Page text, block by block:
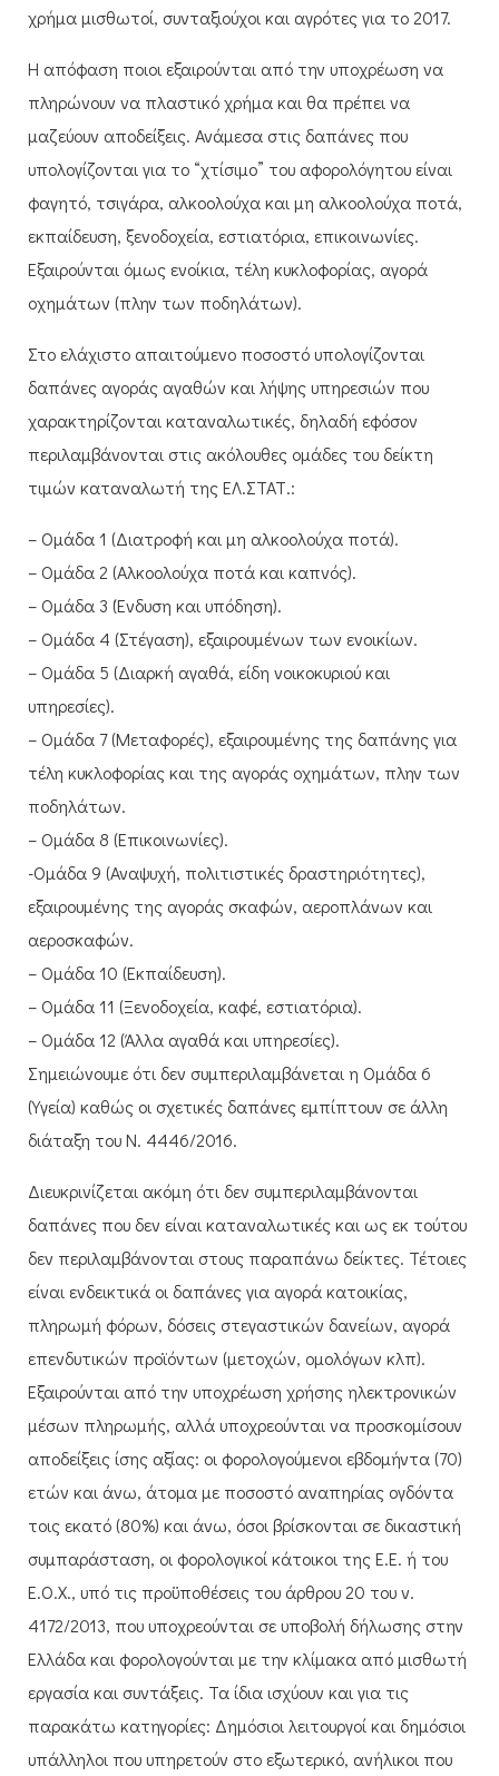
χρήμα μισθωτοί, συνταξιούχοι και αγρότες για το 2017.
Η απόφαση ποιοι εξαιρούνται από την υποχρέωση να
πληρώνουν να πλαστικό χρήμα και θα πρέπει να
μαζεύουν αποδείξεις. Ανάμεσα στις δαπάνες που
υπολογίζονται για το “χτίσιμο” του αφορολόγητου είναι
φαγητό, τσιγάρα, αλκοολούχα και μη αλκοολούχα ποτά,
εκπαίδευση, ξενοδοχεία, εστιατόρια, επικοινωνίες.
Εξαιρούνται όμως ενοίκια, τέλη κυκλοφορίας, αγορά
οχημάτων (πλην των ποδηλάτων).
Στο ελάχιστο απαιτούμενο ποσοστό υπολογίζονται
δαπάνες αγοράς αγαθών και λήψης υπηρεσιών που
χαρακτηρίζονται καταναλωτικές, δηλαδή εφόσον
περιλαμβάνονται στις ακόλουθες ομάδες του δείκτη
τιμών καταναλωτή της ΕΛ.ΣΤΑΤ.:
– Ομάδα 1 (Διατροφή και μη αλκοολούχα ποτά).
– Ομάδα 2 (Αλκοολούχα ποτά και καπνός).
– Ομάδα 3 (Ένδυση και υπόδηση).
– Ομάδα 4 (Στέγαση), εξαιρουμένων των ενοικίων.
– Ομάδα 5 (Διαρκή αγαθά, είδη νοικοκυριού και
υπηρεσίες).
– Ομάδα 7 (Μεταφορές), εξαιρουμένης της δαπάνης για
τέλη κυκλοφορίας και της αγοράς οχημάτων, πλην των
ποδηλάτων.
– Ομάδα 8 (Επικοινωνίες).
-Ομάδα 9 (Αναψυχή, πολιτιστικές δραστηριότητες),
εξαιρουμένης της αγοράς σκαφών, αεροπλάνων και
αεροσκαφών.
– Ομάδα 10 (Εκπαίδευση).
– Ομάδα 11 (Ξενοδοχεία, καφέ, εστιατόρια).
– Ομάδα 12 (Άλλα αγαθά και υπηρεσίες).
Σημειώνουμε ότι δεν συμπεριλαμβάνεται η Ομάδα 6
(Υγεία) καθώς οι σχετικές δαπάνες εμπίπτουν σε άλλη
διάταξη του Ν. 4446/2016.
Διευκρινίζεται ακόμη ότι δεν συμπεριλαμβάνονται
δαπάνες που δεν είναι καταναλωτικές και ως εκ τούτου
δεν περιλαμβάνονται στους παραπάνω δείκτες. Τέτοιες
είναι ενδεικτικά οι δαπάνες για αγορά κατοικίας,
πληρωμή φόρων, δόσεις στεγαστικών δανείων, αγορά
επενδυτικών προϊόντων (μετοχών, ομολόγων κλπ).
Εξαιρούνται από την υποχρέωση χρήσης ηλεκτρονικών
μέσων πληρωμής, αλλά υποχρεούνται να προσκομίσουν
αποδείξεις ίσης αξίας: οι φορολογούμενοι εβδομήντα (70)
ετών και άνω, άτομα με ποσοστό αναπηρίας ογδόντα
τοις εκατό (80%) και άνω, όσοι βρίσκονται σε δικαστική
συμπαράσταση, οι φορολογικοί κάτοικοι της Ε.Ε. ή του
Ε.Ο.Χ., υπό τις προϋποθέσεις του άρθρου 20 του ν.
4172/2013, που υποχρεούνται σε υποβολή δήλωσης στην
Ελλάδα και φορολογούνται με την κλίμακα από μισθωτή
εργασία και συντάξεις. Τα ίδια ισχύουν και για τις
παρακάτω κατηγορίες: Δημόσιοι λειτουργοί και δημόσιοι
υπάλληλοι που υπηρετούν στο εξωτερικό, ανήλικοι που